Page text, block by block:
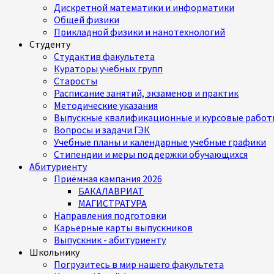
Дискретной математики и информатики
Общей физики
Прикладной физики и нанотехнологий
Студенту
Студактив факультета
Кураторы учебных групп
Старосты
Расписание занятий, экзаменов и практик
Методические указания
Выпускные квалификационные и курсовые
Вопросы и задачи ГЭК
Учебные планы и календарные учебные графики
Стипендии и меры поддержки обучающихся
Абитуриенту
Приёмная кампания 2026
БАКАЛАВРИАТ
МАГИСТРАТУРА
Направления подготовки
Карьерные карты выпускников
Выпускник - абитуриенту
Школьнику
Погрузитесь в мир нашего факультета